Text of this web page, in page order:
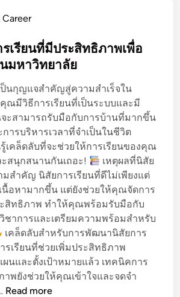
น
ก
ร
ฝึ
ก
ง
า
น
ติ
ย่
ที่
โ
ด
ด
เ
ด่
น
ใ
น
ทุ
ก
ช่
ว
ง
Career
เรียนที่มีประสิทธิภาพเพื่อ
มหาวิทยาลัย
ป็นกุญแจสำคัญสู่ความสำเร็จใน
ณมีวิธีการเรียนที่เป็นระบบและมี
ะสามารถรับมือกับการบ้านที่มากขึ้น
ารบริหารเวลาที่จำเป็นในชีวิต
เคล็ดลับที่จะช่วยให้การเรียนของคุณ
สนุกสนานกันเถอะ!
เหตุผลที่นิสัย
มสำคัญ นิสัยการเรียนที่ดีไม่เพียงแต่
นื้อหามากขึ้น แต่ยังช่วยให้คุณจัดการ
ะสิทธิภาพ ทำให้คุณพร้อมรับมือกับ
ชาการและเตรียมความพร้อมสำหรับ
เคล็ดลับสำหรับการพัฒนานิสัยการ
รเรียนที่ช่วยเพิ่มประสิทธิภาพ
นและตั้งเป้าหมายแล้ว เทคนิคการ
าพยังช่วยให้คุณเข้าใจและจดจำ
พั
Read more